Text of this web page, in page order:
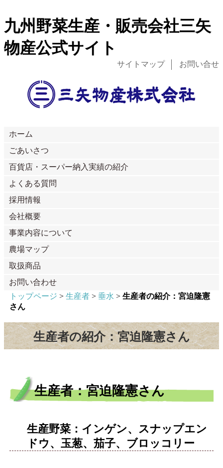
九州野菜生産・販売会社三矢
物産公式サイト
サイトマップ お問い合せ
ホーム
ごあいさつ
百貨店・スーパー納入実績の紹介
よくある質問
採用情報
会社概要
事業内容について
農場マップ
取扱商品
お問い合わせ
トップページ > 生産者> 垂水 > 生産者の紹介：宮迫隆憲
さん
生産者の紹介：宮迫隆憲さん
生産者：宮迫隆憲さん
生産野菜：インゲン、スナップエン
ドウ、玉葱、茄子、ブロッコリー